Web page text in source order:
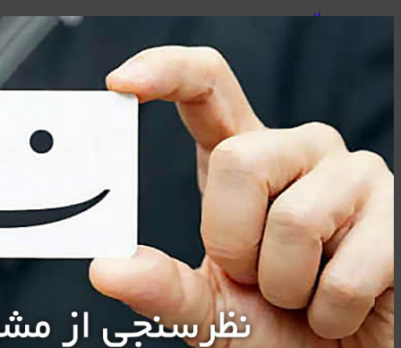
محصولات
لوازم جانبی موبایل
لوازم جانبی کامپیوتر
گجت‌ها، لوازم‌خانگی‌ و سفر
اسپیکر
کینگ استار - KingStar
سیبراتون - Sibraton
انرجایزر - Energizer
سیلیکون پاور - Silicon Power
هویت - Havit
ریمکس - Remax
اسپیکرهای دسکتاپی